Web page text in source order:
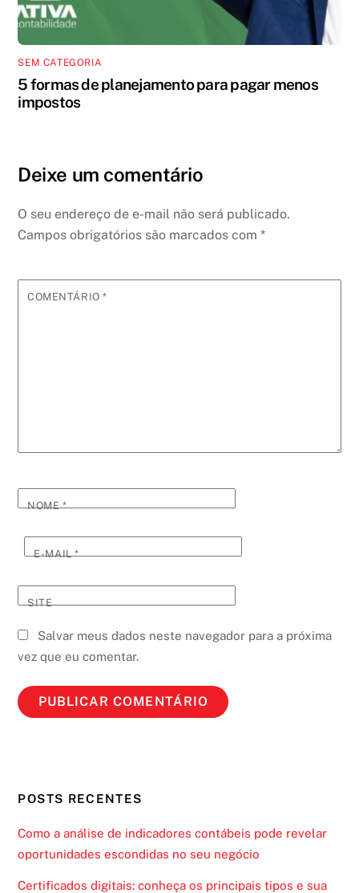
SEM CATEGORIA
5 formas de planejamento para pagar menos
impostos
Deixe um comentário
O seu endereço de e-mail não será publicado.
Campos obrigatórios são marcados com*
COMENTÁRIO*
NOME*
E-MAIL*
SITE
Salvar meus dados neste navegador para a próxima
vez que eu comentar.
POSTS RECENTES
Como a análise de indicadores contábeis pode revelar
oportunidades escondidas no seu negócio
Certificados digitais: conheça os principais tipos e sua